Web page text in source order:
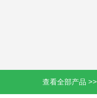
查看全部产品 >>